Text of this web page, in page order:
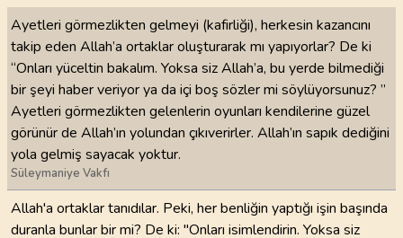
Ayetleri görmezlikten gelmeyi (kafirliği), herkesin kazancını
takip eden Allah’a ortaklar oluşturarak mı yapıyorlar? De ki
“Onları yüceltin bakalım. Yoksa siz Allah’a, bu yerde bilmediği
bir şeyi haber veriyor ya da içi boş sözler mi söylüyorsunuz? ”
Ayetleri görmezlikten gelenlerin oyunları kendilerine güzel
görünür de Allah’ın yolundan çıkıverirler. Allah’ın sapık dediğini
yola gelmiş sayacak yoktur.
Süleymaniye Vakfı
Allah'a ortaklar tanıdılar. Peki, her benliğin yaptığı işin başında
duranla bunlar bir mi? De ki: "Onları isimlendirin. Yoksa siz